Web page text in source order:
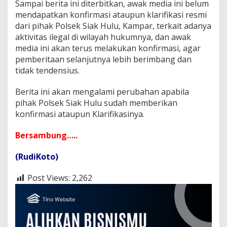
a
k
H
u
l
u
Sampai berita ini diterbitkan, awak media ini belum
mendapatkan konfirmasi ataupun klarifikasi resmi
dari pihak Polsek Siak Hulu, Kampar, terkait adanya
aktivitas ilegal di wilayah hukumnya, dan awak
media ini akan terus melakukan konfirmasi, agar
pemberitaan selanjutnya lebih berimbang dan
tidak tendensius.
Berita ini akan mengalami perubahan apabila
pihak Polsek Siak Hulu sudah memberikan
konfirmasi ataupun Klarifikasinya.
Bersambung…..
(RudiKoto)
Post Views: 2,262